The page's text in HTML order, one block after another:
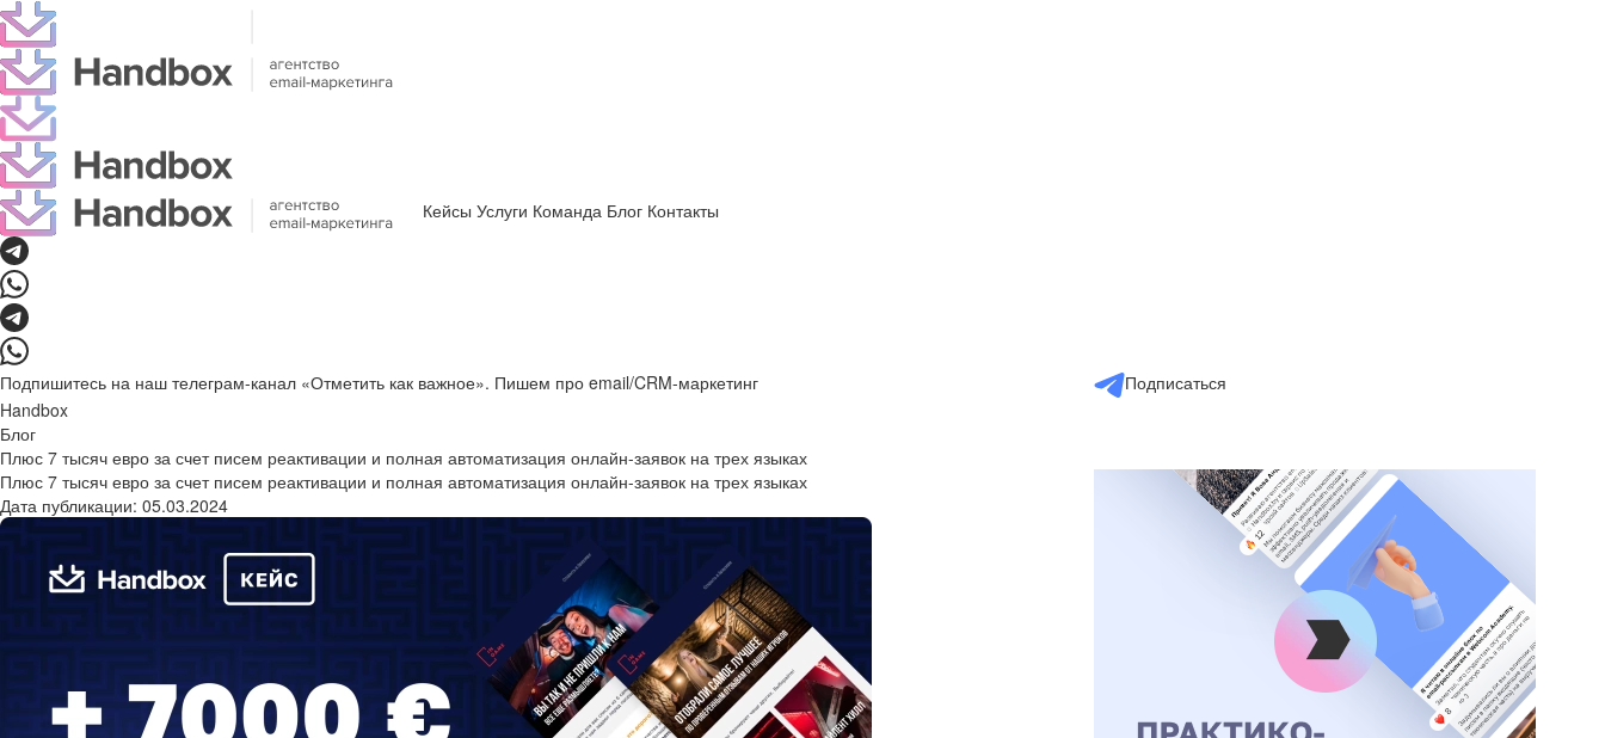
Кейсы Услуги Команда Блог Контакты
Подпишитесь на наш телеграм-канал «Отметить как важное». Пишем про email/CRM-маркетинг
Подписаться
Handbox
Блог
Плюс 7 тысяч евро за счет писем реактивации и полная автоматизация онлайн-заявок на трех языках
Плюс 7 тысяч евро за счет писем реактивации и полная автоматизация онлайн-заявок на трех языках
Дата публикации: 05.03.2024